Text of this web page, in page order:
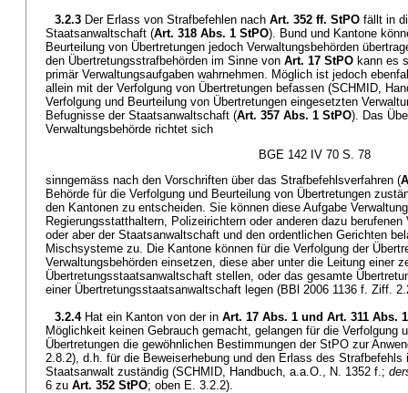
3.2.3 Der Erlass von Strafbefehlen nach Art. 352 ff. StPO fällt in
Staatsanwaltschaft (Art. 318 Abs. 1 StPO). Bund und Kantone
Beurteilung von Übertretungen jedoch Verwaltungsbehörden
den Übertretungsstrafbehörden im Sinne von Art. 17 StPO kann es
primär Verwaltungsaufgaben wahrnehmen. Möglich ist jedoch
allein mit der Verfolgung von Übertretungen befassen (SCHMID,
Verfolgung und Beurteilung von Übertretungen eingesetzten
Befugnisse der Staatsanwaltschaft (Art. 357 Abs. 1 StPO). Das
Verwaltungsbehörde richtet sich
BGE 142 IV 70 S. 78
sinngemäss nach den Vorschriften über das Strafbefehlsverfahren (
Behörde für die Verfolgung und Beurteilung von Übertretungen
den Kantonen zu entscheiden. Sie können diese Aufgabe
Regierungsstatthaltern, Polizeirichtern oder anderen dazu
oder aber der Staatsanwaltschaft und den ordentlichen Gerichten
Mischsysteme zu. Die Kantone können für die Verfolgung der
Verwaltungsbehörden einsetzen, diese aber unter die Leitung einer
Übertretungsstaatsanwaltschaft stellen, oder das gesamte
einer Übertretungsstaatsanwaltschaft legen (BBl 2006 1136 f. Ziff.
3.2.4 Hat ein Kanton von der in Art. 17 Abs. 1 und Art. 311 Abs.
Möglichkeit keinen Gebrauch gemacht, gelangen für die Verfolgung
Übertretungen die gewöhnlichen Bestimmungen der StPO zur
2.8.2), d.h. für die Beweiserhebung und den Erlass des
Staatsanwalt zuständig (SCHMID, Handbuch, a.a.O., N. 1352 f.;
6 zu Art. 352 StPO; oben E. 3.2.2).